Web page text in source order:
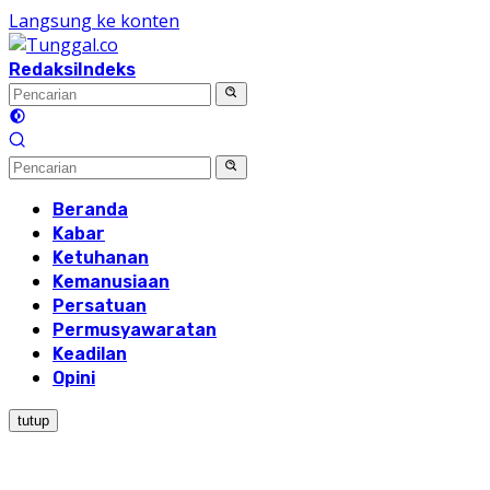
Langsung ke konten
RedaksiIndeks
Beranda
Kabar
Ketuhanan
Kemanusiaan
Persatuan
Permusyawaratan
Keadilan
Opini
tutup